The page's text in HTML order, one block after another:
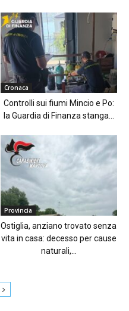
Cronaca
Controlli sui fiumi Mincio e Po:
la Guardia di Finanza stanga...
Provincia
Ostiglia, anziano trovato senza
vita in casa: decesso per cause
naturali,...